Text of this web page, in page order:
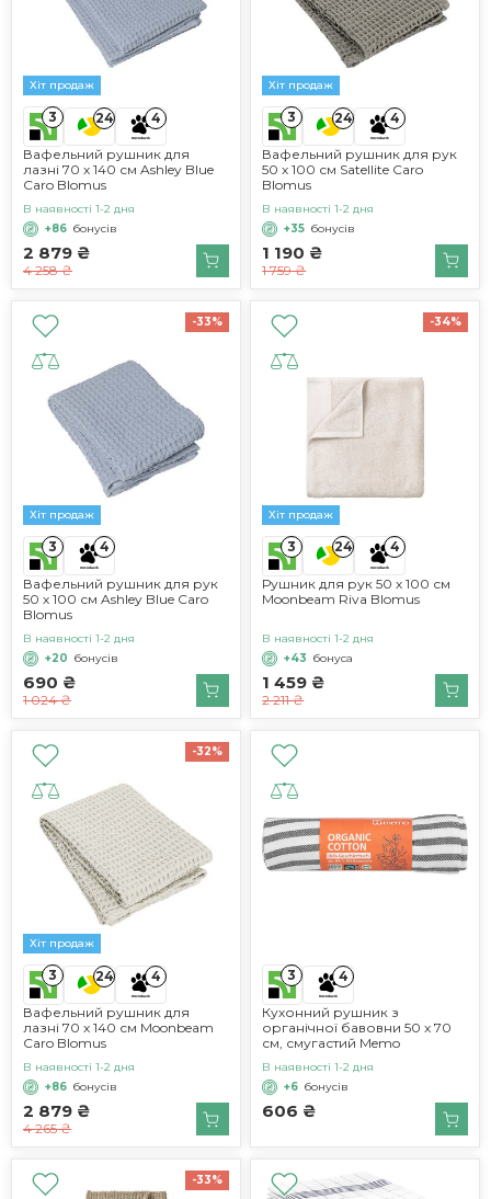
Хіт продаж
3 24 4
Вафельний рушник для
лазні 70 х 140 см Ashley Blue
Caro Blomus
2 879 ₴
4 258 ₴
В наявності 1-2 дня
+86 бонусів
Хіт продаж
3 24 4
Вафельний рушник для рук
50 х 100 см Satellite Caro
Blomus
1 190 ₴
1 759 ₴
В наявності 1-2 дня
+35 бонусів
Хіт продаж
3 4
Вафельний рушник для рук
50 х 100 см Ashley Blue Caro
Blomus
-33%
690 ₴
1 024 ₴
В наявності 1-2 дня
+20 бонусів
Хіт продаж
3 24 4
Рушник для рук 50 х 100 см
Moonbeam Riva Blomus
-34%
1 459 ₴
2 211 ₴
В наявності 1-2 дня
+43 бонуса
Хіт продаж
3 24 4
Вафельний рушник для
лазні 70 х 140 см Moonbeam
Caro Blomus
-32%
2 879 ₴
4 265 ₴
В наявності 1-2 дня
+86 бонусів
3 4
Кухонний рушник з
органічної бавовни 50 x 70
см, смугастий Memo
606 ₴
В наявності 1-2 дня
+6 бонусів
-33%